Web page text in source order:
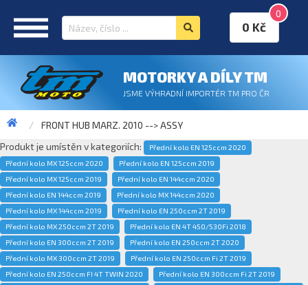
0
0 Kč
MOTORKY A DÍLY TM
JSME VÝHRADNÍ IMPORTÉR TM PRO ČR
FRONT HUB MARZ. 2010 --> ASSY
Produkt je umístěn v kategoriích:
Přední kolo EN 125ccm 2020
Přední kolo MX 125ccm 2020
Přední kolo EN 125ccm 2019
Přední kolo MX 125ccm 2019
Přední kolo EN 144ccm 2020
Přední kolo EN 144ccm 2019
Přední kolo MX 144ccm 2020
Přední kolo MX 144ccm 2019
Přední kolo EN 250ccm 2T 2019
Přední kolo MX 250ccm 2T 2019
Přední kolo EN 4T 450/530Fi 2018
Přední kolo EN 300ccm 2T 2019
Přední kolo EN 250ccm 2T 2020
Přední kolo MX 300ccm 2T 2019
Přední kolo EN 250ccm Fi 2T 2019
Přední kolo EN 250ccm FI 4T TWIN 2020
Přední kolo EN 300ccm Fi 2T 2019